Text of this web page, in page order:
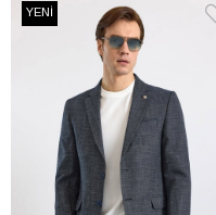
YENİ